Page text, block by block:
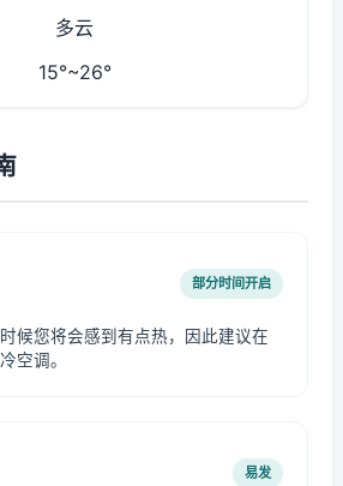
多云
15°~26°
部分时间开启
候您将会感到有点热，因此建议在
空调。
易发